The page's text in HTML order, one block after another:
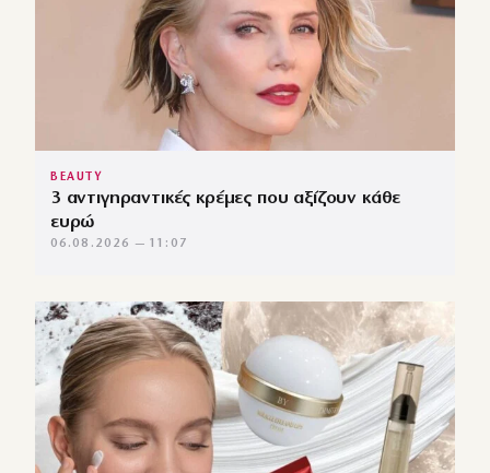
BEAUTY
3 αντιγηραντικές κρέμες που αξίζουν κάθε
ευρώ
06.08.2026 — 11:07